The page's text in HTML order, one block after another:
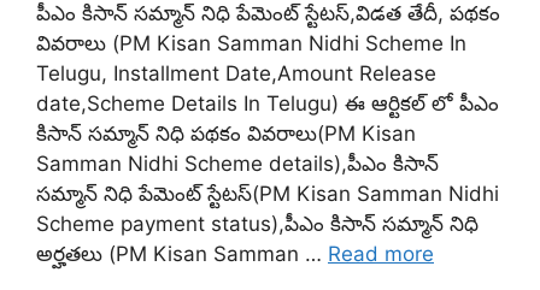
పీఎం కిసాన్ సమ్మాన్ నిధి పేమెంట్ స్టేటస్,విడత తేదీ, పథకం
వివరాలు (PM Kisan Samman Nidhi Scheme In
Telugu, Installment Date,Amount Release
date,Scheme Details In Telugu) ఈ ఆర్టికల్ లో పీఎం
కిసాన్ సమ్మాన్ నిధి పథకం వివరాలు(PM Kisan
Samman Nidhi Scheme details),పీఎం కిసాన్
సమ్మాన్ నిధి పేమెంట్ స్టేటస్(PM Kisan Samman Nidhi
Scheme payment status),పీఎం కిసాన్ సమ్మాన్ నిధి
అర్హతలు (PM Kisan Samman … Read more